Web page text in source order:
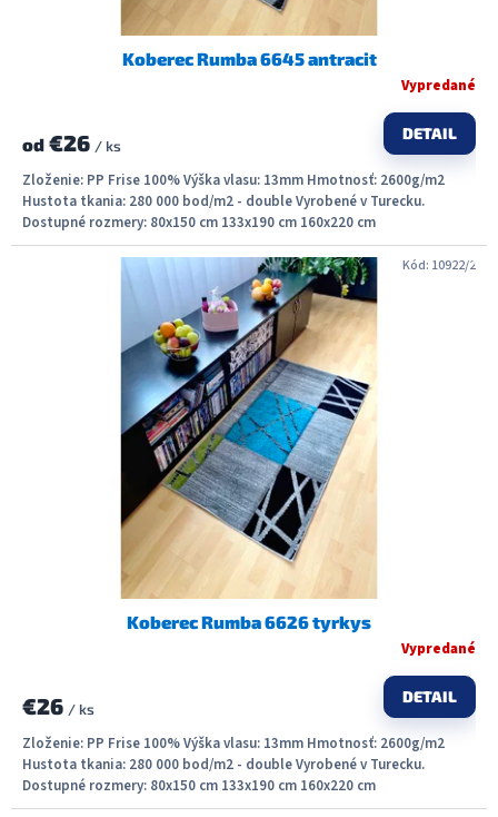
Koberec Rumba 6645 antracit
Vypredané
od €26 / ks
DETAIL
Zloženie: PP Frise 100% Výška vlasu: 13mm Hmotnosť: 2600g/m2
Hustota tkania: 280 000 bod/m2 - double Vyrobené v Turecku.
Dostupné rozmery: 80x150 cm 133x190 cm 160x220 cm
Koberec Rumba 6626 tyrkys
Vypredané
€26 / ks
DETAIL
Zloženie: PP Frise 100% Výška vlasu: 13mm Hmotnosť: 2600g/m2
Hustota tkania: 280 000 bod/m2 - double Vyrobené v Turecku.
Dostupné rozmery: 80x150 cm 133x190 cm 160x220 cm
Kód: 10922/2